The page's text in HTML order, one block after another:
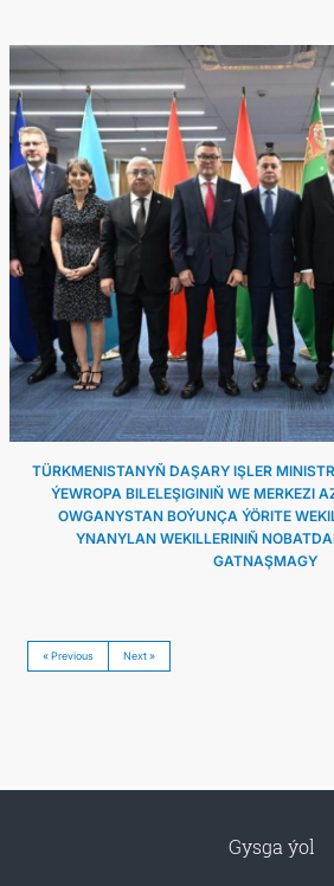
TÜRKMENISTANYŇ DAŞARY IŞLER
ÝEWROPA BILELEŞIGINIŇ WE MERKEZI
OWGANYSTAN BOÝUNÇA ÝÖRITE
YNANYLAN WEKILLERINIŇ
GATNAŞMAGY
« Previous Next »
Gysga ýol